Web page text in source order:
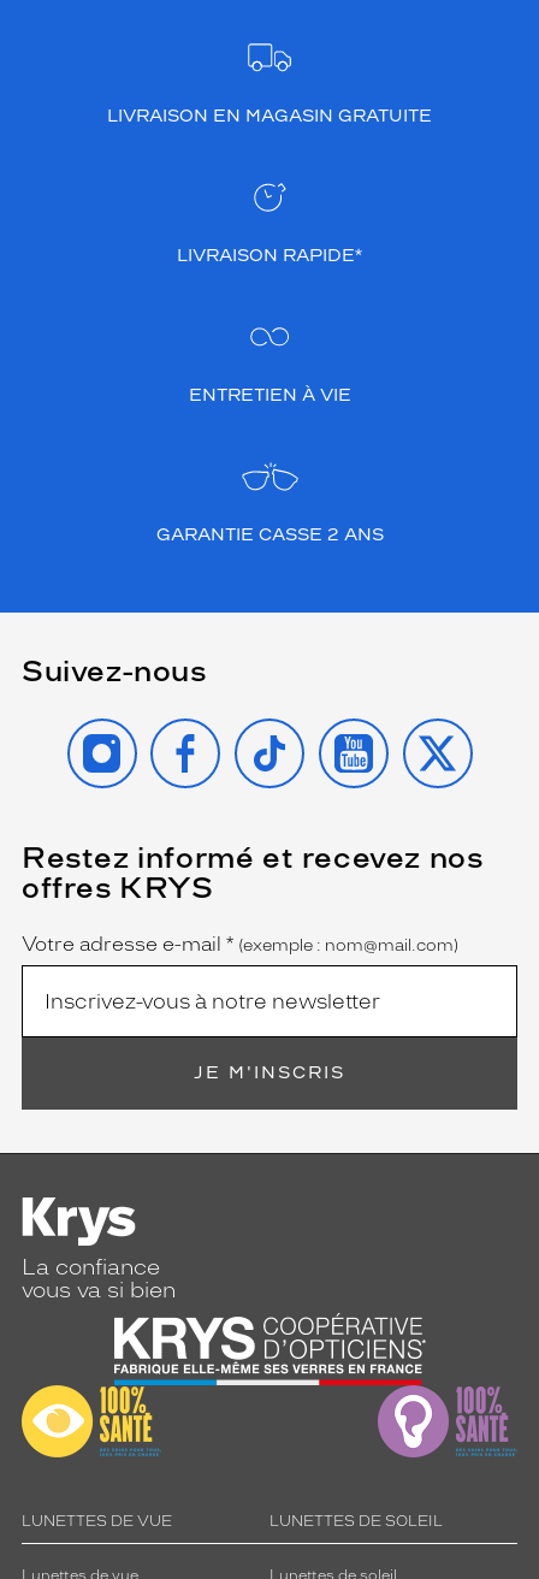
LIVRAISON EN MAGASIN GRATUITE
LIVRAISON RAPIDE*
ENTRETIEN À VIE
GARANTIE CASSE 2 ANS
Suivez-nous
INSTAGRAMFACEBOOK
TIKTOK YOUTUBE
X
Restez informé et recevez nos
offres KRYS
Name
Votre adresse e-mail *
(Ce
champ
est
(exemple : nom@mail.com)
JE M'INSCRIS
La confiance
vous va si bien
LUNETTES DE VUE LUNETTES DE SOLEIL